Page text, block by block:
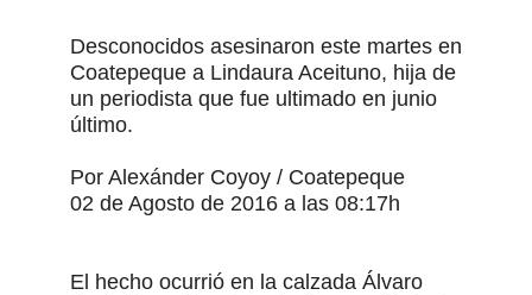
Desconocidos asesinaron este martes en
Coatepeque a Lindaura Aceituno, hija de
un periodista que fue ultimado en junio
último.
Por Alexánder Coyoy / Coatepeque
02 de Agosto de 2016 a las 08:17h
El hecho ocurrió en la calzada Álvaro